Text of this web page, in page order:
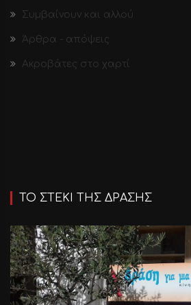
Συμβαίνουν και αλλού
Άρθρα - απόψεις
Ακροβάτες στο χαρτί
ΤΟ ΣΤΕΚΙ ΤΗΣ ΔΡΑΣΗΣ